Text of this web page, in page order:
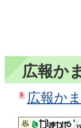
広報か
広報か